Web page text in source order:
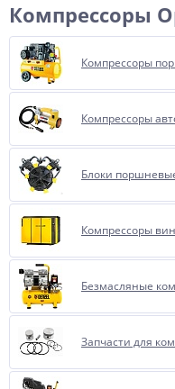
Компрессоры
Компрессоры
Компрессоры
Блоки
Компрессоры
Безмасляные
Запчасти для